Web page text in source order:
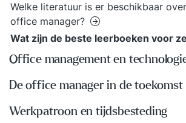
Welke literatuur is er beschikbaar
office manager?
Wat zijn de beste leerboeken voor
Office management en
De office manager in de toekomst
Werkpatroon en tijdsbesteding